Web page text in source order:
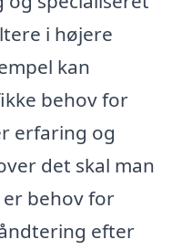
i højere
kan
behov for
erfaring og
det skal man
behov for
efter